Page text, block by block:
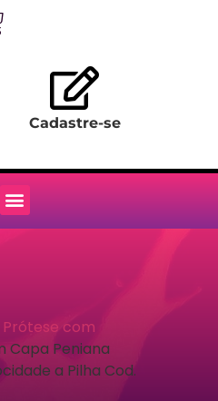
Cadastre-se
Prótese com
Capa Peniana
a Pilha Cod.